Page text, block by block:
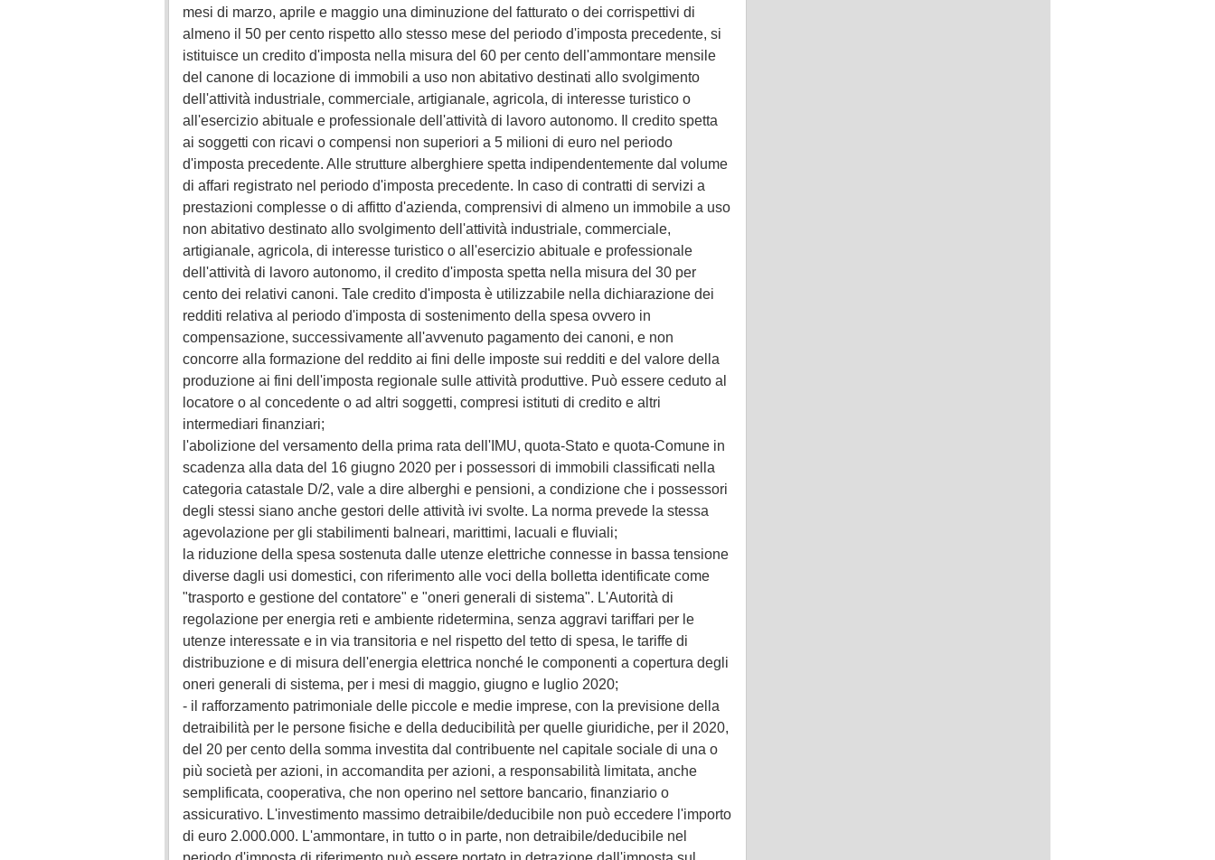
mesi di marzo, aprile e maggio una diminuzione del fatturato o dei corrispettivi di
almeno il 50 per cento rispetto allo stesso mese del periodo d'imposta precedente, si
istituisce un credito d'imposta nella misura del 60 per cento dell'ammontare mensile
del canone di locazione di immobili a uso non abitativo destinati allo svolgimento
dell'attività industriale, commerciale, artigianale, agricola, di interesse turistico o
all'esercizio abituale e professionale dell'attività di lavoro autonomo. Il credito spetta
ai soggetti con ricavi o compensi non superiori a 5 milioni di euro nel periodo
d'imposta precedente. Alle strutture alberghiere spetta indipendentemente dal volume
di affari registrato nel periodo d'imposta precedente. In caso di contratti di servizi a
prestazioni complesse o di affitto d'azienda, comprensivi di almeno un immobile a uso
non abitativo destinato allo svolgimento dell'attività industriale, commerciale,
artigianale, agricola, di interesse turistico o all'esercizio abituale e professionale
dell'attività di lavoro autonomo, il credito d'imposta spetta nella misura del 30 per
cento dei relativi canoni. Tale credito d'imposta è utilizzabile nella dichiarazione dei
redditi relativa al periodo d'imposta di sostenimento della spesa ovvero in
compensazione, successivamente all'avvenuto pagamento dei canoni, e non
concorre alla formazione del reddito ai fini delle imposte sui redditi e del valore della
produzione ai fini dell'imposta regionale sulle attività produttive. Può essere ceduto al
locatore o al concedente o ad altri soggetti, compresi istituti di credito e altri
intermediari finanziari;
l'abolizione del versamento della prima rata dell'IMU, quota-Stato e quota-Comune in
scadenza alla data del 16 giugno 2020 per i possessori di immobili classificati nella
categoria catastale D/2, vale a dire alberghi e pensioni, a condizione che i possessori
degli stessi siano anche gestori delle attività ivi svolte. La norma prevede la stessa
agevolazione per gli stabilimenti balneari, marittimi, lacuali e fluviali;
la riduzione della spesa sostenuta dalle utenze elettriche connesse in bassa tensione
diverse dagli usi domestici, con riferimento alle voci della bolletta identificate come
"trasporto e gestione del contatore" e "oneri generali di sistema". L'Autorità di
regolazione per energia reti e ambiente ridetermina, senza aggravi tariffari per le
utenze interessate e in via transitoria e nel rispetto del tetto di spesa, le tariffe di
distribuzione e di misura dell'energia elettrica nonché le componenti a copertura degli
oneri generali di sistema, per i mesi di maggio, giugno e luglio 2020;
- il rafforzamento patrimoniale delle piccole e medie imprese, con la previsione della
detraibilità per le persone fisiche e della deducibilità per quelle giuridiche, per il 2020,
del 20 per cento della somma investita dal contribuente nel capitale sociale di una o
più società per azioni, in accomandita per azioni, a responsabilità limitata, anche
semplificata, cooperativa, che non operino nel settore bancario, finanziario o
assicurativo. L'investimento massimo detraibile/deducibile non può eccedere l'importo
di euro 2.000.000. L'ammontare, in tutto o in parte, non detraibile/deducibile nel